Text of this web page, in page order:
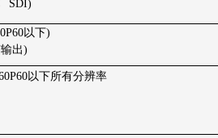
SDI)
以下)
出)
以下所有分辨率